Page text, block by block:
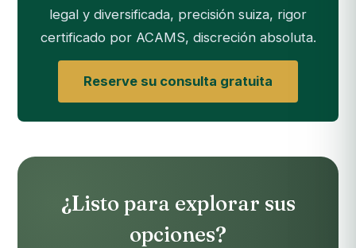
legal y diversificada, precisión suiza, rigor
certificado por ACAMS, discreción absoluta.
Reserve su consulta gratuita
¿Listo para explorar sus
opciones?